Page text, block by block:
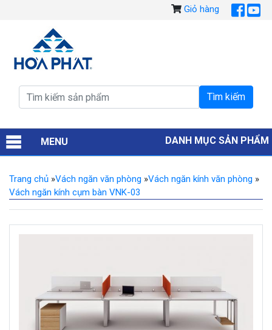
Giỏ hàng
MENU DANH MỤC SẢN PHẨM
Trang chủ »Vách ngăn văn phòng »Vách ngăn kính văn phòng »
Vách ngăn kính cụm bàn VNK-03